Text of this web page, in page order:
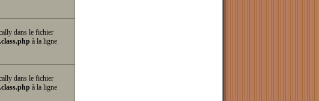
dans le fichier
à la ligne
dans le fichier
à la ligne